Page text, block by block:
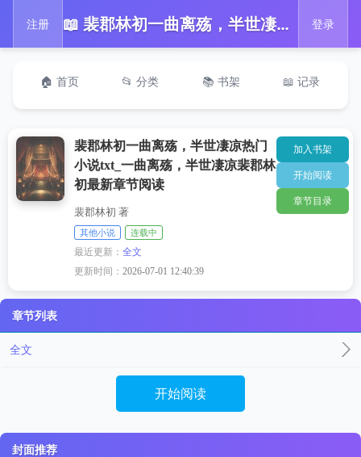
注册 📖 裴郡林初一曲离殇，半世凄凉热门小说txt_一曲离殇，半世凄凉裴郡林初最新章节阅读 登录
🏠 首页 📂 分类 📚 书架 📖 记录
裴郡林初一曲离殇，半世凄凉热门
小说txt_一曲离殇，半世凄凉裴郡林
初最新章节阅读
裴郡林初 著
其他小说 连载中
最近更新：全文
更新时间：2026-07-01 12:40:39
加入书架
开始阅读
章节目录
章节列表
全文
开始阅读
封面推荐